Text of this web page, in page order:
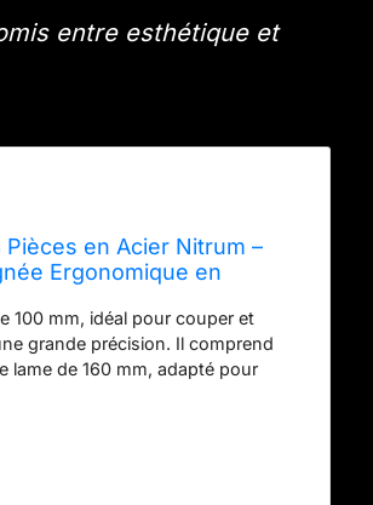
entre esthétique et
en Acier Nitrum –
Ergonomique en
100 mm, idéal pour couper et
grande précision. Il comprend
lame de 160 mm, adapté pour
de chef avec une lame de 210
en dés tout type de nourriture,
: Fabriqué à l'aide d'une
qui offre une durabilité